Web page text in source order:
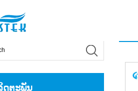
> ຜະລິດຕະພັນ
ດຕະພັນ